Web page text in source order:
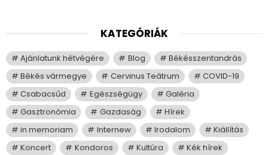
KATEGÓRIÁK
Ajánlatunk hétvégére Blog
Békésszentandrás
Békés vármegye
Cervinus Teátrum
COVID-19
Csabacsűd
Egészségügy
Galéria
Gasztronómia
Gazdaság
Hírek
in memoriam
Internew Irodalom
Kiállítás
Koncert
Kondoros Kultúra
Kék hírek